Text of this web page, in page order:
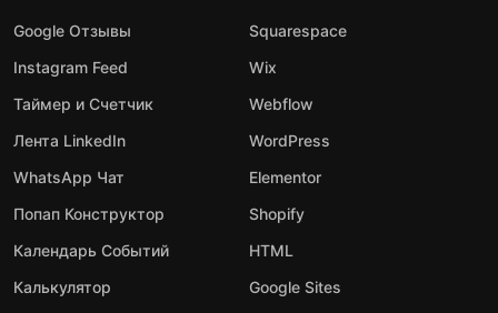
Google Отзывы
Instagram Feed
Таймер и Счетчик
Лента LinkedIn
WhatsApp Чат
Попап Конструктор
Календарь Событий
Калькулятор
Squarespace
Wix
Webflow
WordPress
Elementor
Shopify
HTML
Google Sites